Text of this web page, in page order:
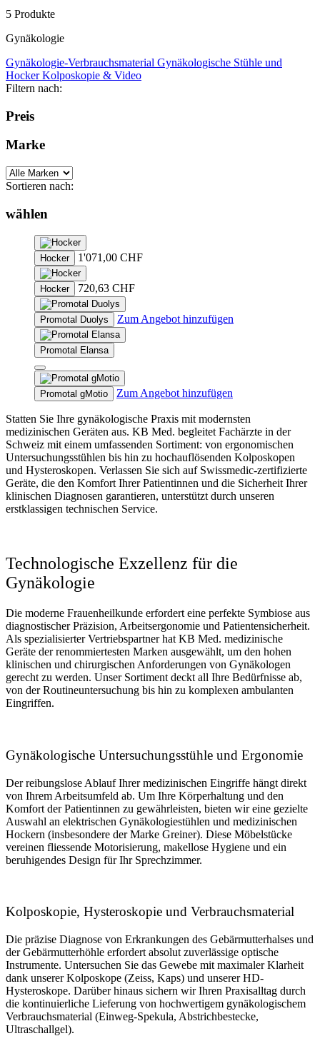
5 Produkte
Gynäkologie
Gynäkologie-Verbrauchsmaterial Gynäkologische Stühle und
HockerKolposkopie & Video
Filtern nach:
Preis
Marke
Sortieren nach:
wählen
Hocker 1'071,00 CHF
Hocker 720,63 CHF
Promotal Duolys Zum Angebot hinzufügen
Promotal Elansa
This
product
has
multiple
variants.
The
options
may
be
chosen
on
the
Promotal gMotio Zum Angebot hinzufügen
Statten Sie Ihre gynäkologische Praxis mit modernsten
medizinischen Geräten aus. KB Med. begleitet Fachärzte in der
Schweiz mit einem umfassenden Sortiment: von ergonomischen
Untersuchungsstühlen bis hin zu hochauflösenden Kolposkopen
und Hysteroskopen. Verlassen Sie sich auf Swissmedic-zertifizierte
Geräte, die den Komfort Ihrer Patientinnen und die Sicherheit Ihrer
klinischen Diagnosen garantieren, unterstützt durch unseren
erstklassigen technischen Service.
Technologische Exzellenz für die
Gynäkologie
Die moderne Frauenheilkunde erfordert eine perfekte Symbiose aus
diagnostischer Präzision, Arbeitsergonomie und Patientensicherheit.
Als spezialisierter Vertriebspartner hat KB Med. medizinische
Geräte der renommiertesten Marken ausgewählt, um den hohen
klinischen und chirurgischen Anforderungen von Gynäkologen
gerecht zu werden. Unser Sortiment deckt all Ihre Bedürfnisse ab,
von der Routineuntersuchung bis hin zu komplexen ambulanten
Eingriffen.
Gynäkologische Untersuchungsstühle und Ergonomie
Der reibungslose Ablauf Ihrer medizinischen Eingriffe hängt direkt
von Ihrem Arbeitsumfeld ab. Um Ihre Körperhaltung und den
Komfort der Patientinnen zu gewährleisten, bieten wir eine gezielte
Auswahl an elektrischen Gynäkologiestühlen und medizinischen
Hockern (insbesondere der Marke Greiner). Diese Möbelstücke
vereinen fliessende Motorisierung, makellose Hygiene und ein
beruhigendes Design für Ihr Sprechzimmer.
Kolposkopie, Hysteroskopie und Verbrauchsmaterial
Die präzise Diagnose von Erkrankungen des Gebärmutterhalses und
der Gebärmutterhöhle erfordert absolut zuverlässige optische
Instrumente. Untersuchen Sie das Gewebe mit maximaler Klarheit
dank unserer Kolposkope (Zeiss, Kaps) und unserer HD-
Hysteroskope. Darüber hinaus sichern wir Ihren Praxisalltag durch
die kontinuierliche Lieferung von hochwertigem gynäkologischem
Verbrauchsmaterial (Einweg-Spekula, Abstrichbestecke,
Ultraschallgel).